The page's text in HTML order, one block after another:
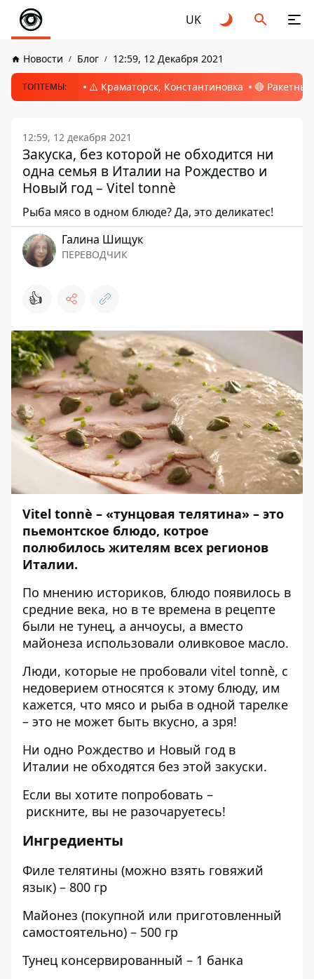
UK
Новости Блог 12:59, 12 Декабря 2021
ТОПТЕМЫ: ⚠️ Краматорск, Константиновка 🔴
12:59, 12 декабря 2021
Закуска, без которой не обходится ни
одна семья в Италии на Рождество и
Новый год – Vitel tonnè
Рыба мясо в одном блюде? Да, это деликатес!
Галина Шищук
ПЕРЕВОДЧИК
👍
Vitel tonnè – «тунцовая телятина» – это
пьемонтское блюдо, котрое
полюбилось жителям всех регионов
Италии.
По мнению историков, блюдо появилось в
средние века, но в те времена в рецепте
были не тунец, а анчоусы, а вместо
майонеза использовали оливковое масло.
Люди, которые не пробовали vitel tonnè, с
недоверием относятся к этому блюду, им
кажется, что мясо и рыба в одной тарелке
– это не может быть вкусно, а зря!
Ни одно Рождество и Новый год в
Италии не обходятся без этой закуски.
Если вы хотите попробовать –
рискните, вы не разочаруетесь!
Ингредиенты
Филе телятины (можно взять говяжий
язык) – 800 гр
Майонез (покупной или приготовленный
самостоятельно) – 500 гр
Тунец консервированный – 1 банка